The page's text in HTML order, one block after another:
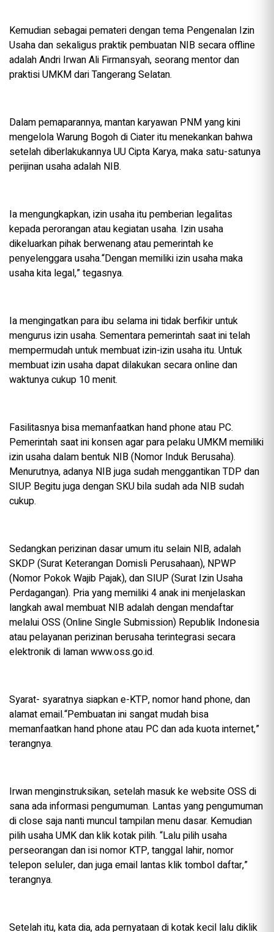
Kemudian sebagai pemateri dengan tema Pengenalan Izin
Usaha dan sekaligus praktik pembuatan NIB secara offline
adalah Andri Irwan Ali Firmansyah, seorang mentor dan
praktisi UMKM dari Tangerang Selatan.
Dalam pemaparannya, mantan karyawan PNM yang kini
mengelola Warung Bogoh di Ciater itu menekankan bahwa
setelah diberlakukannya UU Cipta Karya, maka satu-satunya
perijinan usaha adalah NIB.
Ia mengungkapkan, izin usaha itu pemberian legalitas
kepada perorangan atau kegiatan usaha. Izin usaha
dikeluarkan pihak berwenang atau pemerintah ke
penyelenggara usaha.“Dengan memiliki izin usaha maka
usaha kita legal,” tegasnya.
Ia mengingatkan para ibu selama ini tidak berfikir untuk
mengurus izin usaha. Sementara pemerintah saat ini telah
mempermudah untuk membuat izin-izin usaha itu. Untuk
membuat izin usaha dapat dilakukan secara online dan
waktunya cukup 10 menit.
Fasilitasnya bisa memanfaatkan hand phone atau PC.
Pemerintah saat ini konsen agar para pelaku UMKM memiliki
izin usaha dalam bentuk NIB (Nomor Induk Berusaha).
Menurutnya, adanya NIB juga sudah menggantikan TDP dan
SIUP. Begitu juga dengan SKU bila sudah ada NIB sudah
cukup.
Sedangkan perizinan dasar umum itu selain NIB, adalah
SKDP (Surat Keterangan Domisli Perusahaan), NPWP
(Nomor Pokok Wajib Pajak), dan SIUP (Surat Izin Usaha
Perdagangan). Pria yang memiliki 4 anak ini menjelaskan
langkah awal membuat NIB adalah dengan mendaftar
melalui OSS (Online Single Submission) Republik Indonesia
atau pelayanan perizinan berusaha terintegrasi secara
elektronik di laman www.oss.go.id.
Syarat- syaratnya siapkan e-KTP, nomor hand phone, dan
alamat email.“Pembuatan ini sangat mudah bisa
memanfaatkan hand phone atau PC dan ada kuota internet,”
terangnya.
Irwan menginstruksikan, setelah masuk ke website OSS di
sana ada informasi pengumuman. Lantas yang pengumuman
di close saja nanti muncul tampilan menu dasar. Kemudian
pilih usaha UMK dan klik kotak pilih. “Lalu pilih usaha
perseorangan dan isi nomor KTP, tanggal lahir, nomor
telepon seluler, dan juga email lantas klik tombol daftar,”
terangnya.
Setelah itu, kata dia, ada pernyataan di kotak kecil lalu diklik